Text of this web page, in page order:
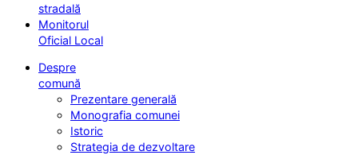
stradală
Monitorul
Oficial Local
Despre
comună
Prezentare generală
Monografia comunei
Istoric
Strategia de dezvoltare